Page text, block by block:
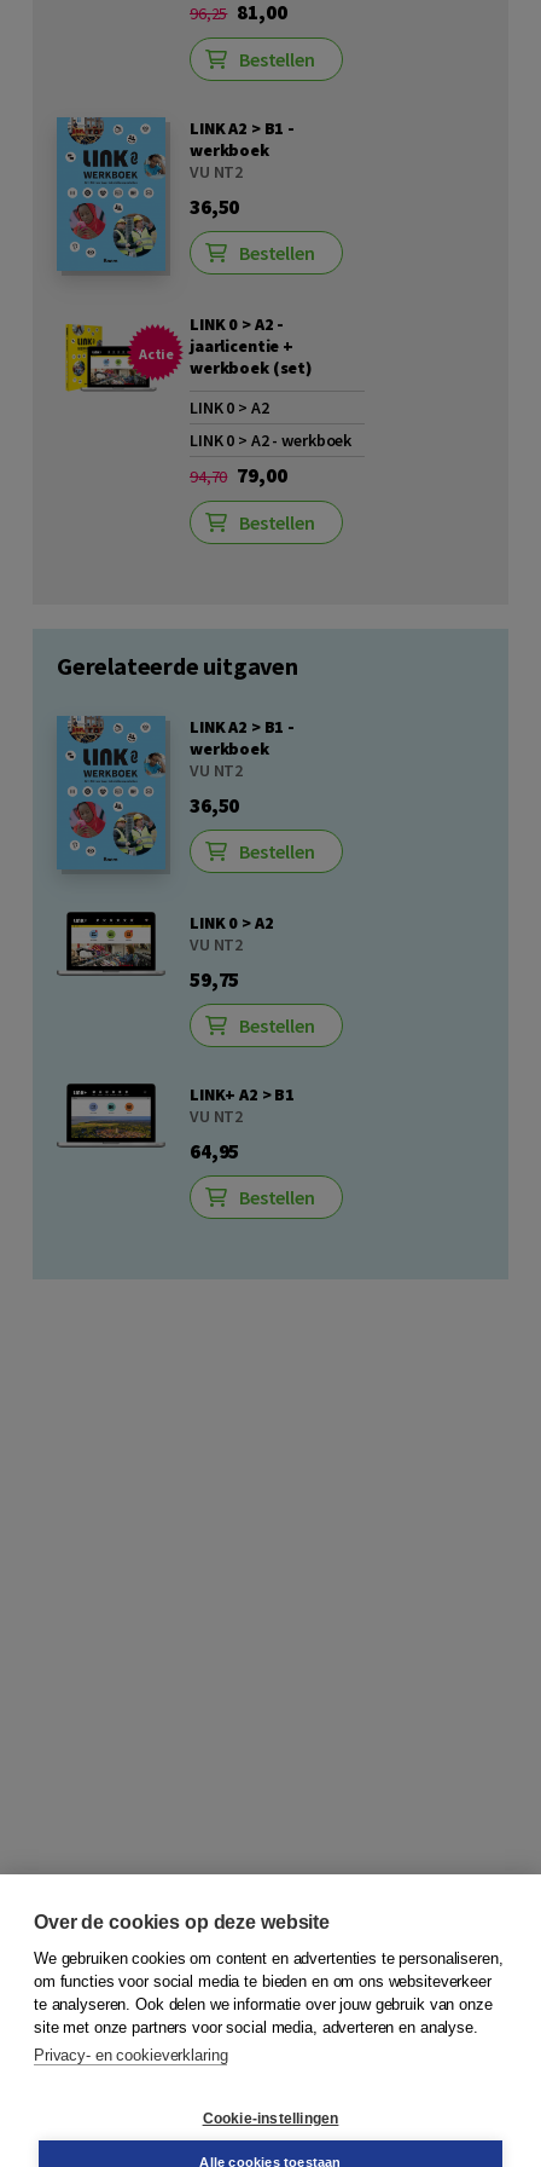
96,25 81,00
Bestellen
LINK A2 > B1 -
werkboek
VU NT2
36,50
Bestellen
Actie
LINK 0 > A2 -
jaarlicentie +
werkboek (set)
LINK 0 > A2
LINK 0 > A2 - werkboek
94,70 79,00
Bestellen
Gerelateerde uitgaven
LINK A2 > B1 -
werkboek
VU NT2
36,50
Bestellen
LINK 0 > A2
VU NT2
59,75
Bestellen
LINK+ A2 > B1
VU NT2
64,95
Bestellen
© 2026Koninklijke Boom uitgevers
Bestellen
Over de cookies op deze website
We gebruiken cookies om content en advertenties te personaliseren,
om functies voor social media te bieden en om ons websiteverkeer
te analyseren. Ook delen we informatie over jouw gebruik van onze
site met onze partners voor social media, adverteren en analyse.
Privacy- en cookieverklaring
Cookie-instellingen
Alle cookies toestaan